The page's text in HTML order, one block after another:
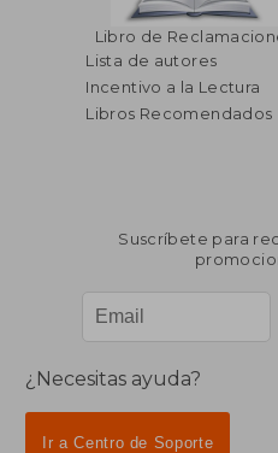
dcto.
$ 42.21
$ 25.33
Libro de
Lista de autores
Incentivo a la Lectura
Libros Recomendados
Suscríbete para
¿Necesitas ayuda?
Ir a Centro de Soporte